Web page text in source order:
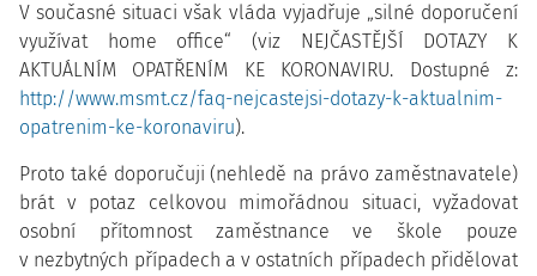
V současné situaci však vláda vyjadřuje „silné doporučení
využívat home office“ (viz NEJČASTĚJŠÍ DOTAZY K
AKTUÁLNÍM OPATŘENÍM KE KORONAVIRU. Dostupné z:
http://www.msmt.cz/faq-nejcastejsi-dotazy-k-aktualnim-
opatrenim-ke-koronaviru).
Proto také doporučuji (nehledě na právo zaměstnavatele)
brát v potaz celkovou mimořádnou situaci, vyžadovat
osobní přítomnost zaměstnance ve škole pouze
v nezbytných případech a v ostatních případech přidělovat